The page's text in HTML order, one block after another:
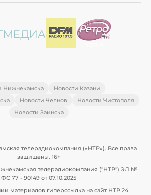
Нижнекамска
Новости Казани
Новости Челнов
Новости Чистополя
Новости Заинска
телерадиокомпания («НТР»). Все права
защищены. 16+
телерадиокомпания ("НТР") ЭЛ №
ФС 77 - 90149 от 07.10.2025
материалов гиперссылка на сайт НТР 24